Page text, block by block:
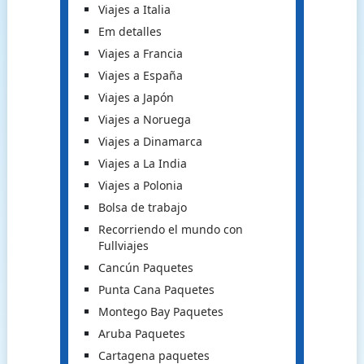
Viajes a Italia
Em detalles
Viajes a Francia
Viajes a España
Viajes a Japón
Viajes a Noruega
Viajes a Dinamarca
Viajes a La India
Viajes a Polonia
Bolsa de trabajo
Recorriendo el mundo con
Fullviajes
Cancún Paquetes
Punta Cana Paquetes
Montego Bay Paquetes
Aruba Paquetes
Cartagena paquetes